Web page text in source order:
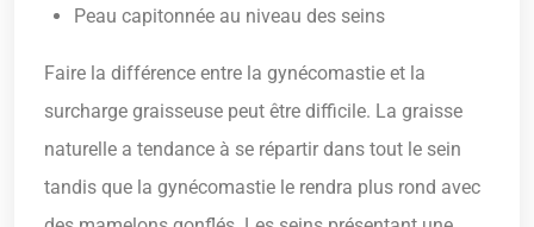
Peau capitonnée au niveau des seins
Faire la différence entre la gynécomastie et la
surcharge graisseuse peut être difficile. La graisse
naturelle a tendance à se répartir dans tout le sein
tandis que la gynécomastie le rendra plus rond avec